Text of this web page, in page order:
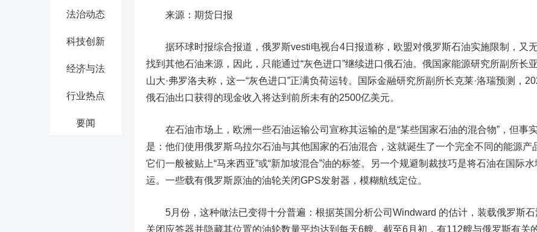
法治动态
科技创新
经济与法
行业热点
要闻
来源：期货日报
据环球时报综合报道，俄罗斯vesti电视台4日报道称，欧盟对俄罗斯石油实施限制，又
找到其他石油来源，因此，只能通过“灰色进口”继续进口俄石油。俄国家能源研究所副所长
山大·弗罗洛夫称，这一“灰色进口”正满负荷运转。国际金融研究所副所长克莱·洛瑞预测，
俄石油出口获得的现金收入将达到前所未有的2500亿美元。
在石油市场上，欧洲一些石油运输公司宣称其运输的是“某些国家石油的混合物”，但事
是：他们使用俄罗斯乌拉尔石油与其他国家的石油混合，这就诞生了一个完全不同的能源产
它们一般被贴上“马来西亚”或“新加坡混合”油的标签。另一个规避制裁技巧是将石油在国际水
运。一些载有俄罗斯原油的油轮关闭GPS发射器，模糊航线定位。
5月份，这种做法已变得十分普遍：根据英国分析公司Windward 的估计，装载俄罗斯石
关闭应答器并隐藏其位置的油轮数量平均达到每天6艘。截至6月初，有112艘与俄罗斯有关